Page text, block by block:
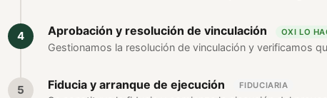
Aprobación y resolución de vinculación OXI LO
Gestionamos la resolución de vinculación y verificamos
Fiducia y arranque de ejecución FIDUCIARIA